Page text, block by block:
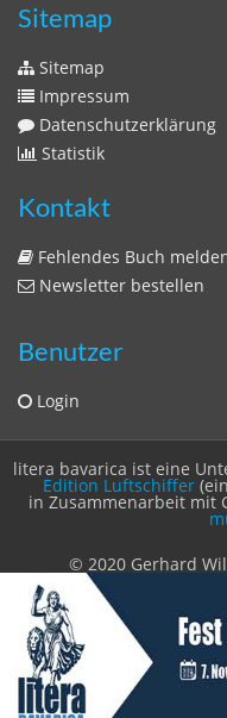
Sitemap
Sitemap
Impressum
Datenschutzerklärung
Statistik
Kontakt
Fehlendes Buch
Newsletter bestellen
Benutzer
Login
litera bavarica ist eine
Edition Luftschiffer
in Zusammenarbeit mit
© 2020 Gerhard